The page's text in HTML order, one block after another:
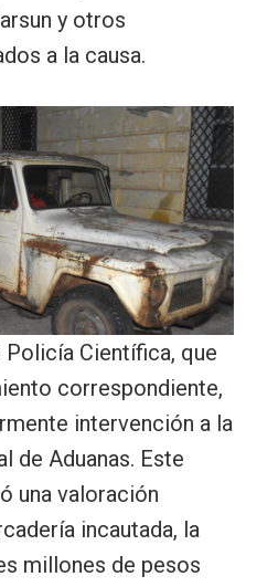
y otros
a la causa.
Policía Científica, que
correspondiente,
intervención a la
de Aduanas. Este
una valoración
incautada, la
millones de pesos